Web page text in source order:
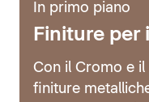
In primo piano
Finiture per
Con il Cromo e
finiture